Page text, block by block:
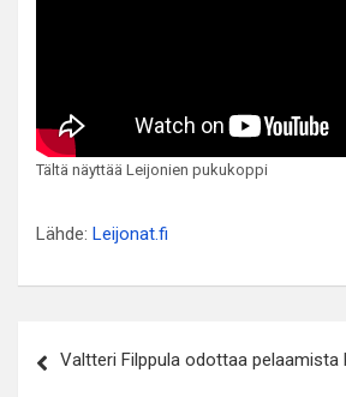
Tältä näyttää Leijonien pukukoppi
Lähde: Leijonat.fi
selaus
Valtteri Filppula odottaa